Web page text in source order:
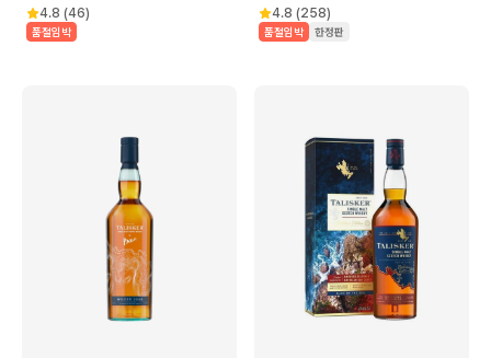
4.8 (46)
품절임박
4.8 (258)
품절임박 한정판